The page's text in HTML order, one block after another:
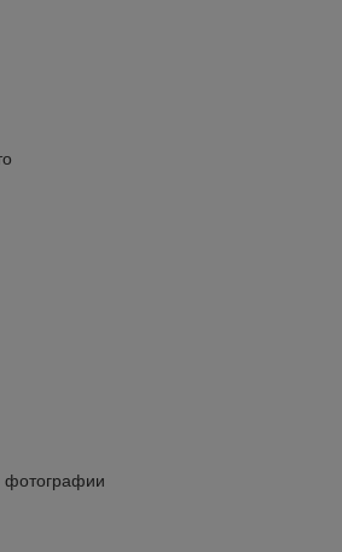
фотографии